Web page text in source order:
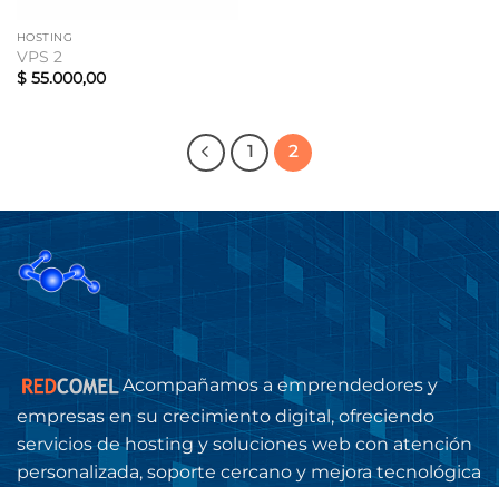
HOSTING
VPS 2
$55.000,00
1 2
Acompañamos a emprendedores y
empresas en su crecimiento digital, ofreciendo
servicios de hosting y soluciones web con atención
personalizada, soporte cercano y mejora tecnológica